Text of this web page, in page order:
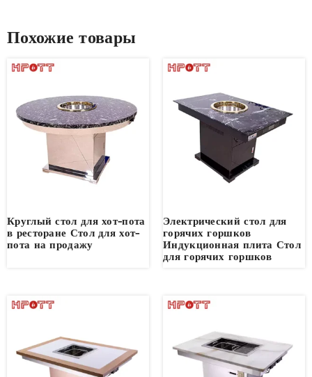
Похожие товары
Круглый стол для хот-пота
в ресторане Стол для хот-
пота на продажу
Электрический стол для
горячих горшков
Индукционная плита Стол
для горячих горшков